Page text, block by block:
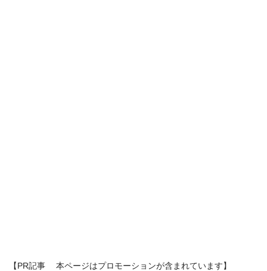
【PR記事 本ページはプロモーションが含まれています】